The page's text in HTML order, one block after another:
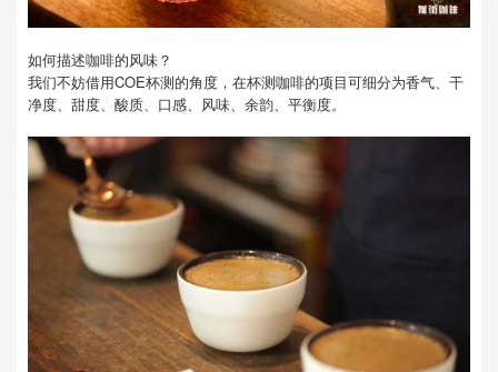
如何描述咖啡的风味？
我们不妨借用COE杯测的角度，在杯测咖啡的项目可细分为香气、干
净度、甜度、酸质、口感、风味、余韵、平衡度。